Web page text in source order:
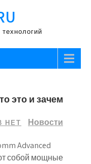
это и зачем
НЕТ Новости
Advanced
собой мощные